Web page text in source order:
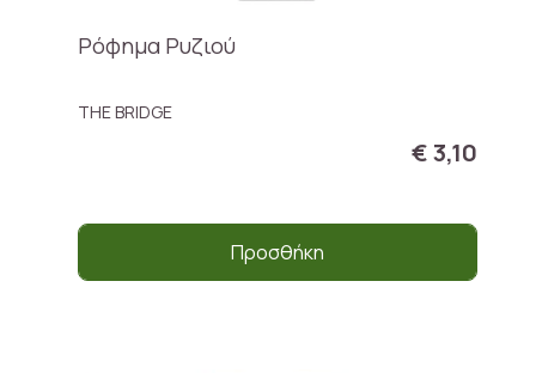
Ρόφημα Ρυζιού
THE BRIDGE
€ 3,10
Προσθήκη